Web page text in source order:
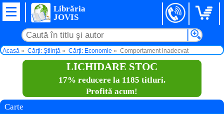
Librăria
JOVIS
Acasă Cărți: Știință Cărți: Economie Comportament inadecvat
LICHIDARE STOC
17% reducere la 1185 titluri.
Profită acum!
Carte